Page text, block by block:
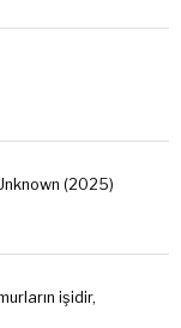
(2025)
işidir,